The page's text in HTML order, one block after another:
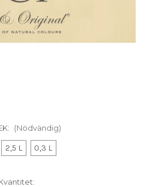
(Nödvändig)
2,5 L 0,3 L